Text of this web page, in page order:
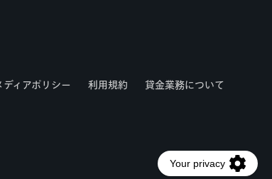
ディアポリシー 利用規約 貸金業務について